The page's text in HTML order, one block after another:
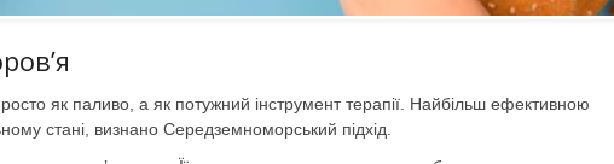
як паливо, а як потужний інструмент терапії. Найбільш ефективною
стані, визнано Середземноморський підхід.